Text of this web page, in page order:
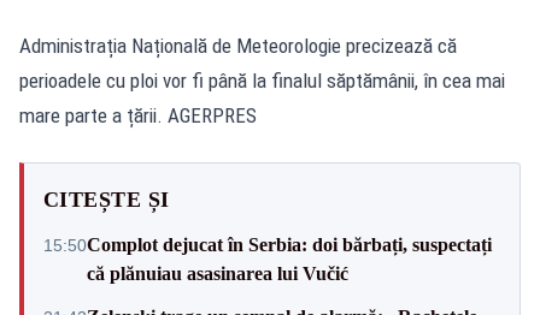
Administrația Națională de Meteorologie precizează că
perioadele cu ploi vor fi până la finalul săptămânii, în cea mai
mare parte a țării. AGERPRES
CITEȘTE ȘI
15:50Complot dejucat în Serbia: doi bărbați, suspectați
că plănuiau asasinarea lui Vučić